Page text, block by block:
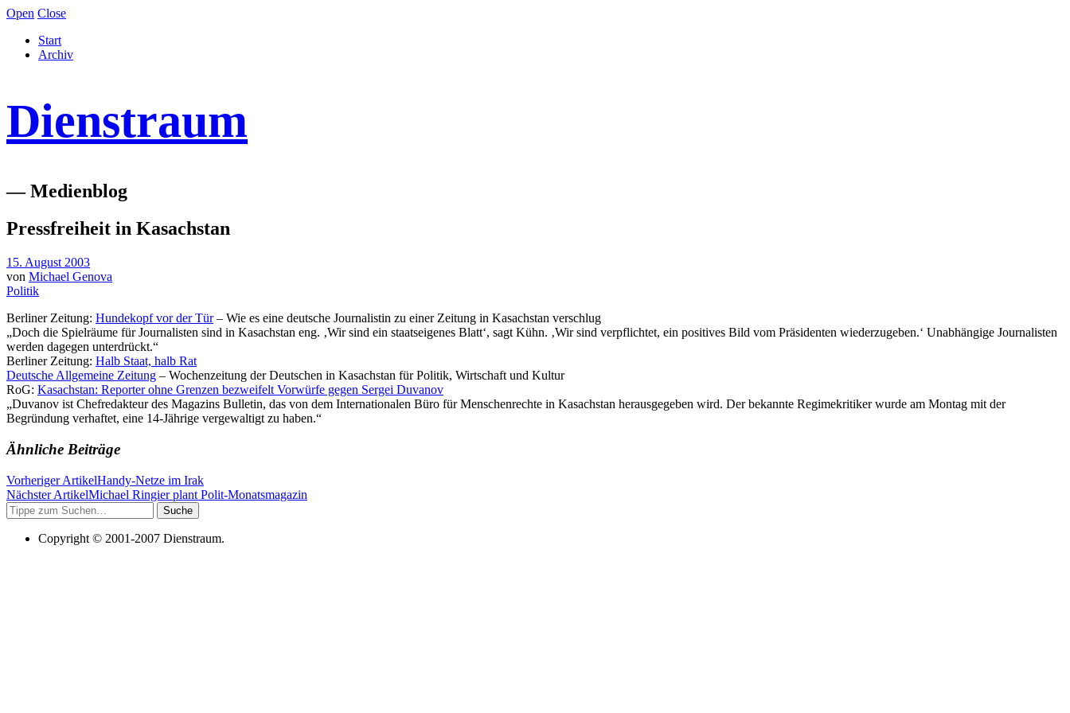
Open Close
Start
Archiv
Dienstraum
— Medienblog
Pressfreiheit in Kasachstan
15. August 2003
von Michael Genova
Politik
Berliner Zeitung: Hundekopf vor der Tür– Wie es eine deutsche Journalistin zu einer Zeitung in Kasachstan verschlug
„Doch die Spielräume für Journalisten sind in Kasachstan eng. ‚Wir sind ein staatseigenes Blatt‘, sagt Kühn. ‚Wir sind verpflichtet, ein positives Bild vom Präsidenten wiederzugeben.‘ Unabhängige Journalisten
werden dagegen unterdrückt.“
Berliner Zeitung: Halb Staat, halb Rat
Deutsche Allgemeine Zeitung – Wochenzeitung der Deutschen in Kasachstan für Politik, Wirtschaft und Kultur
RoG: Kasachstan: Reporter ohne Grenzen bezweifelt Vorwürfe gegen Sergei Duvanov
„Duvanov ist Chefredakteur des Magazins Bulletin, das von dem Internationalen Büro für Menschenrechte in Kasachstan herausgegeben wird. Der bekannte Regimekritiker wurde am Montag mit der
Begründung verhaftet, eine 14-Jährige vergewaltigt zu haben.“
Ähnliche Beiträge
Vorheriger ArtikelHandy-Netze im Irak
Nächster ArtikelMichael Ringier plant Polit-Monatsmagazin
Suche
Copyright © 2001-2007 Dienstraum.